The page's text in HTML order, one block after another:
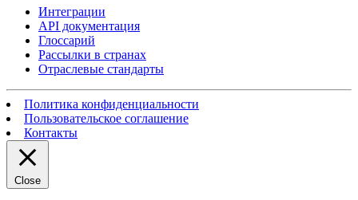
Интеграции
API документация
Глоссарий
Рассылки в странах
Отраслевые стандарты
Политика конфиденциальности
Пользовательское соглашение
Контакты
Close